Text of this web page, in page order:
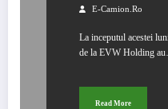
E-Camion.ro
La inceputul acestei
de la EVW Holding
Read More